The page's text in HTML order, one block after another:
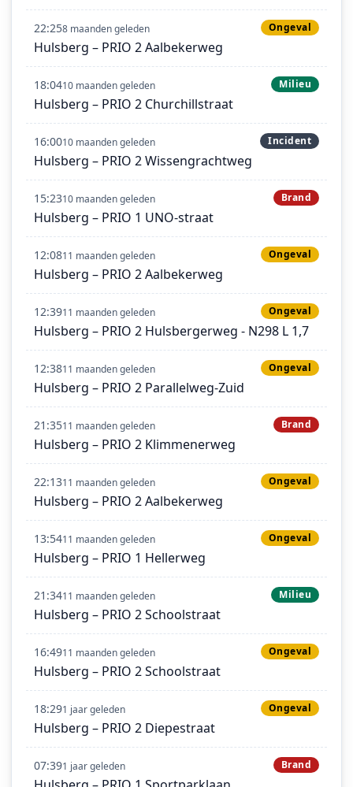
22:258 maanden geleden Ongeval
Hulsberg – PRIO 2 Aalbekerweg
18:0410 maanden geleden Milieu
Hulsberg – PRIO 2 Churchillstraat
16:0010 maanden geleden Incident
Hulsberg – PRIO 2 Wissengrachtweg
15:2310 maanden geleden Brand
Hulsberg – PRIO 1 UNO-straat
12:0811 maanden geleden Ongeval
Hulsberg – PRIO 2 Aalbekerweg
12:3911 maanden geleden Ongeval
Hulsberg – PRIO 2 Hulsbergerweg - N298 L 1,7
12:3811 maanden geleden Ongeval
Hulsberg – PRIO 2 Parallelweg-Zuid
21:3511 maanden geleden Brand
Hulsberg – PRIO 2 Klimmenerweg
22:1311 maanden geleden Ongeval
Hulsberg – PRIO 2 Aalbekerweg
13:5411 maanden geleden Ongeval
Hulsberg – PRIO 1 Hellerweg
21:3411 maanden geleden Milieu
Hulsberg – PRIO 2 Schoolstraat
16:4911 maanden geleden Ongeval
Hulsberg – PRIO 2 Schoolstraat
18:291 jaar geleden Ongeval
Hulsberg – PRIO 2 Diepestraat
07:391 jaar geleden Brand